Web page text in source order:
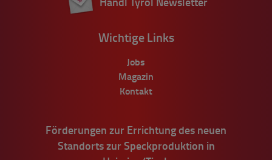
Handl Tyrol Newsletter
Wichtige Links
Jobs
Magazin
Kontakt
Förderungen zur Errichtung des neuen
Standorts zur Speckproduktion in